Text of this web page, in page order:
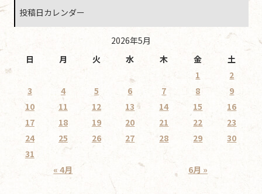
投稿日カレンダー
2026年5月
日
月 火 水 木 金 土
« 4月 6月 »
1
2
3
4 5 6 7 8
9
10
11 12 13 14 15
16
17
18 19 20 21 22
23
24
25 26 27 28 29
30
31